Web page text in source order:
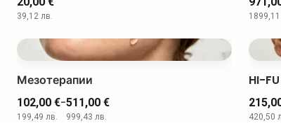
39,12 лв.
Мезотерапии
102,00 €
199,49 лв.
-511,00 €
999,43 лв.
HI-FU
420,50